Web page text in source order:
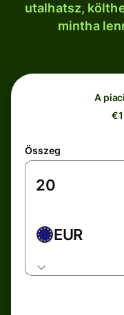
utalhatsz,
mintha
A
Összeg
EUR